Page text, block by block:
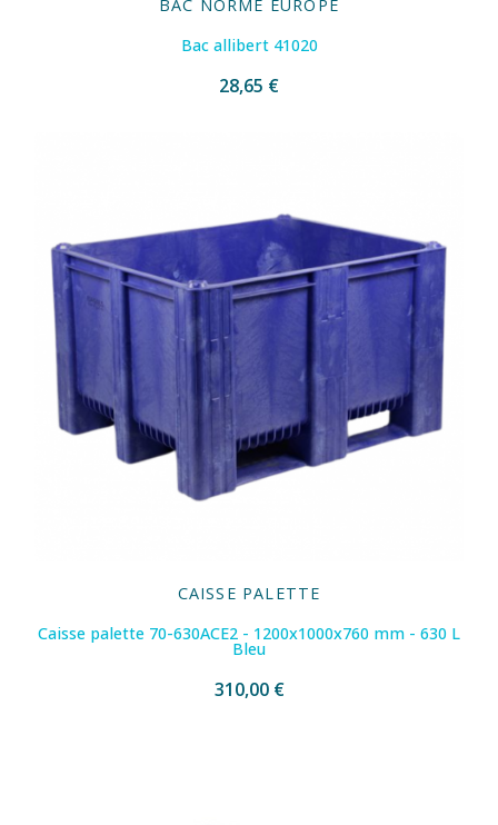
BAC NORME EUROPE
Bac allibert 41020
28,65 €
CAISSE PALETTE
Caisse palette 70-630ACE2 - 1200x1000x760 mm - 630 L
Bleu
310,00 €